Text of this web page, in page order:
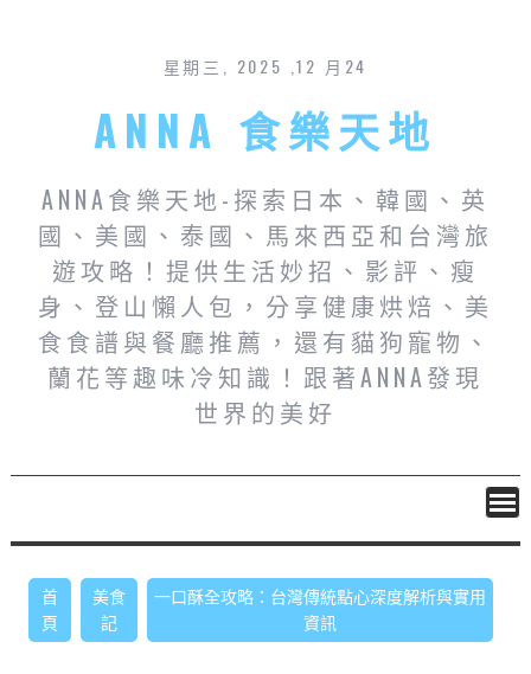
星期三, 2025 ,12 月24
ANNA 食樂天地
ANNA食樂天地-探索日本、韓國、英
國、美國、泰國、馬來西亞和台灣旅
遊攻略！提供生活妙招、影評、瘦
身、登山懶人包，分享健康烘焙、美
食食譜與餐廳推薦，還有貓狗寵物、
蘭花等趣味冷知識！跟著ANNA發現
世界的美好
首
頁
美食
記
一口酥全攻略：台灣傳統點心深度解析與實用
資訊